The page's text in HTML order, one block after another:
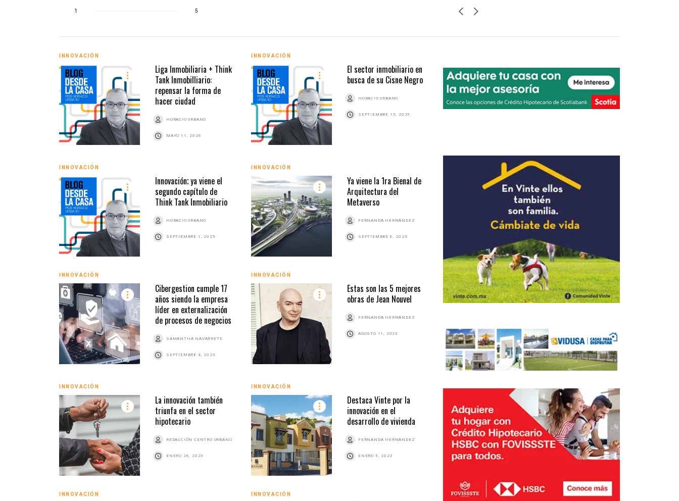
1 5
INNOVACIÓN
Liga Inmobiliaria + Think
Tank Inmobilliario:
repensar la forma de
hacer ciudad
HORACIO URBANO
MAYO 11, 2026
INNOVACIÓN
El sector inmobiliario en
busca de su Cisne Negro
HORACIO URBANO
SEPTIEMBRE 15, 2025
INNOVACIÓN
Innovación; ya viene el
segundo capítulo de
Think Tank Inmobiliario
HORACIO URBANO
SEPTIEMBRE 1, 2025
INNOVACIÓN
Ya viene la 1ra Bienal de
Arquitectura del
Metaverso
FERNANDA HERNÁNDEZ
SEPTIEMBRE 6, 2023
INNOVACIÓN
Cibergestion cumple 17
años siendo la empresa
líder en externalización
de procesos de negocios
SAMANTHA NAVARRETE
SEPTIEMBRE 4, 2023
INNOVACIÓN
Estas son las 5 mejores
obras de Jean Nouvel
FERNANDA HERNÁNDEZ
AGOSTO 11, 2023
INNOVACIÓN
La innovación también
triunfa en el sector
hipotecario
REDACCIÓN CENTRO URBANO
ENERO 26, 2023
INNOVACIÓN
Destaca Vinte por la
innovación en el
desarrollo de vivienda
FERNANDA HERNÁNDEZ
ENERO 5, 2023
INNOVACIÓN INNOVACIÓN